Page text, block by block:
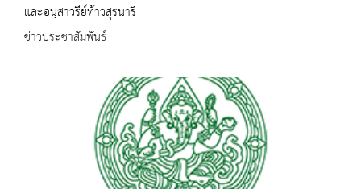
และอนุสาวรีย์ท้าวสุรนารี
ข่าวประชาสัมพันธ์